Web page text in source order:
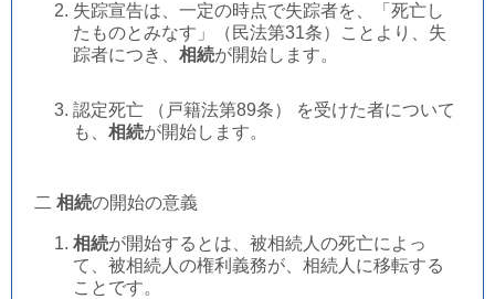
失踪宣告は、一定の時点で失踪者を、「死亡し
たものとみなす」（民法第31条）ことより、失
踪者につき、 相続が開始します。
認定死亡 （戸籍法第89条） を受けた者について
も、 相続が開始します。
二 相続の開始の意義
相続が開始するとは、被相続人の死亡によっ
て、被相続人の権利義務が、相続人に移転する
ことです。